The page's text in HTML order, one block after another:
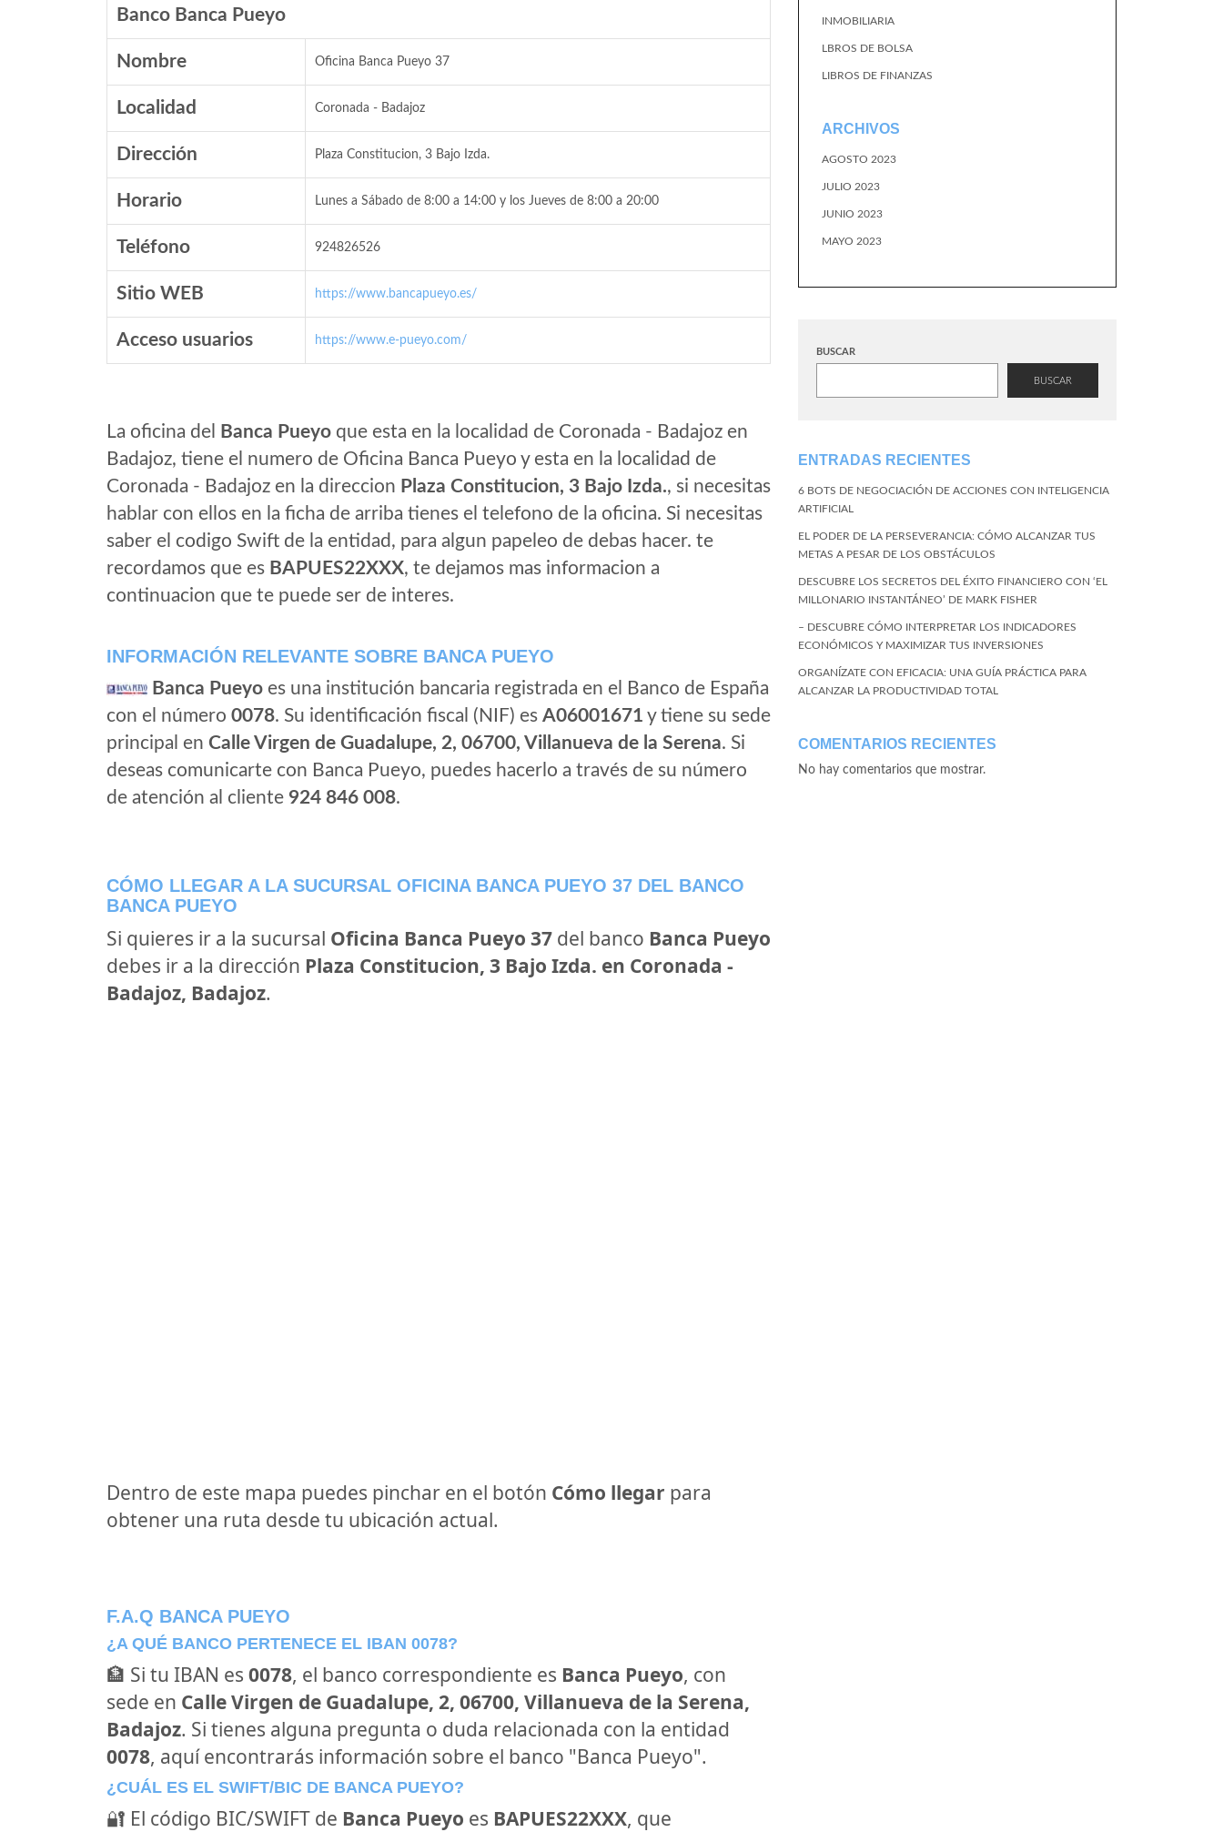
Banco Banca Pueyo
Nombre Oficina Banca Pueyo 37
Localidad Coronada - Badajoz
Dirección Plaza Constitucion, 3 Bajo Izda.
Horario Lunes a Sábado de 8:00 a 14:00 y los Jueves de 8:00 a 20:00
Teléfono 924826526
Sitio WEB https://www.bancapueyo.es/
Acceso usuarios https://www.e-pueyo.com/
La oficina del Banca Pueyo que esta en la localidad de Coronada - Badajoz en
Badajoz, tiene el numero de Oficina Banca Pueyo y esta en la localidad de
Coronada - Badajoz en la direccion Plaza Constitucion, 3 Bajo Izda., si necesitas
hablar con ellos en la ficha de arriba tienes el telefono de la oficina. Si necesitas
saber el codigo Swift de la entidad, para algun papeleo de debas hacer. te
recordamos que es BAPUES22XXX, te dejamos mas informacion a
continuacion que te puede ser de interes.
INFORMACIÓN RELEVANTE SOBRE BANCA PUEYO
Banca Pueyo es una institución bancaria registrada en el Banco de España
con el número 0078. Su identificación fiscal (NIF) es A06001671 y tiene su sede
principal en Calle Virgen de Guadalupe, 2, 06700, Villanueva de la Serena. Si
deseas comunicarte con Banca Pueyo, puedes hacerlo a través de su número
de atención al cliente 924 846 008.
CÓMO LLEGAR A LA SUCURSAL OFICINA BANCA PUEYO 37 DEL BANCO
BANCA PUEYO
Si quieres ir a la sucursal Oficina Banca Pueyo 37 del banco Banca Pueyo
debes ir a la dirección Plaza Constitucion, 3 Bajo Izda. en Coronada -
Badajoz, Badajoz.
Dentro de este mapa puedes pinchar en el botón Cómo llegar para
obtener una ruta desde tu ubicación actual.
F.A.Q BANCA PUEYO
¿A QUÉ BANCO PERTENECE EL IBAN 0078?
🏦 Si tu IBAN es 0078, el banco correspondiente es Banca Pueyo, con
sede en Calle Virgen de Guadalupe, 2, 06700, Villanueva de la Serena,
Badajoz. Si tienes alguna pregunta o duda relacionada con la entidad
0078, aquí encontrarás información sobre el banco "Banca Pueyo".
¿CUÁL ES EL SWIFT/BIC DE BANCA PUEYO?
🔐 El código BIC/SWIFT de Banca Pueyo es BAPUES22XXX, que
INMOBILIARIA
LBROS DE BOLSA
LIBROS DE FINANZAS
ARCHIVOS
AGOSTO 2023
JULIO 2023
JUNIO 2023
MAYO 2023
BUSCAR
BUSCAR
ENTRADAS RECIENTES
6 BOTS DE NEGOCIACIÓN DE ACCIONES CON INTELIGENCIA
ARTIFICIAL
EL PODER DE LA PERSEVERANCIA: CÓMO ALCANZAR TUS
METAS A PESAR DE LOS OBSTÁCULOS
DESCUBRE LOS SECRETOS DEL ÉXITO FINANCIERO CON ‘EL
MILLONARIO INSTANTÁNEO’ DE MARK FISHER
– DESCUBRE CÓMO INTERPRETAR LOS INDICADORES
ECONÓMICOS Y MAXIMIZAR TUS INVERSIONES
ORGANÍZATE CON EFICACIA: UNA GUÍA PRÁCTICA PARA
ALCANZAR LA PRODUCTIVIDAD TOTAL
COMENTARIOS RECIENTES
No hay comentarios que mostrar.